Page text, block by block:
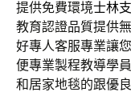
提供免費環境士林
教育認證品質提供
好專人客服專業讓
便專業製程教導學
和居家地毯的跟優